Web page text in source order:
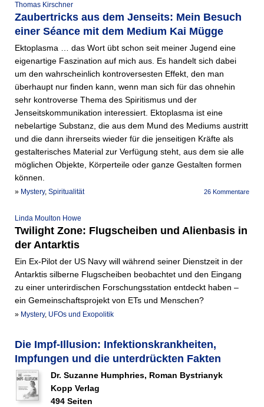
Thomas Kirschner
Zaubertricks aus dem Jenseits: Mein Besuch
einer Séance mit dem Medium Kai Mügge
Ektoplasma … das Wort übt schon seit meiner Jugend eine
eigenartige Faszination auf mich aus. Es handelt sich dabei
um den wahrscheinlich kontroversesten Effekt, den man
überhaupt nur finden kann, wenn man sich für das ohnehin
sehr kontroverse Thema des Spiritismus und der
Jenseitskommunikation interessiert. Ektoplasma ist eine
nebelartige Substanz, die aus dem Mund des Mediums austritt
und die dann ihrerseits wieder für die jenseitigen Kräfte als
gestalterisches Material zur Verfügung steht, aus dem sie alle
möglichen Objekte, Körperteile oder ganze Gestalten formen
können.
26 Kommentare
» Mystery, Spiritualität
Linda Moulton Howe
Twilight Zone: Flugscheiben und Alienbasis in
der Antarktis
Ein Ex-Pilot der US Navy will während seiner Dienstzeit in der
Antarktis silberne Flugscheiben beobachtet und den Eingang
zu einer unterirdischen Forschungsstation entdeckt haben –
ein Gemeinschaftsprojekt von ETs und Menschen?
» Mystery, UFOs und Exopolitik
Die Impf-Illusion: Infektionskrankheiten,
Impfungen und die unterdrückten Fakten
Dr. Suzanne Humphries, Roman Bystrianyk
Kopp Verlag
494 Seiten